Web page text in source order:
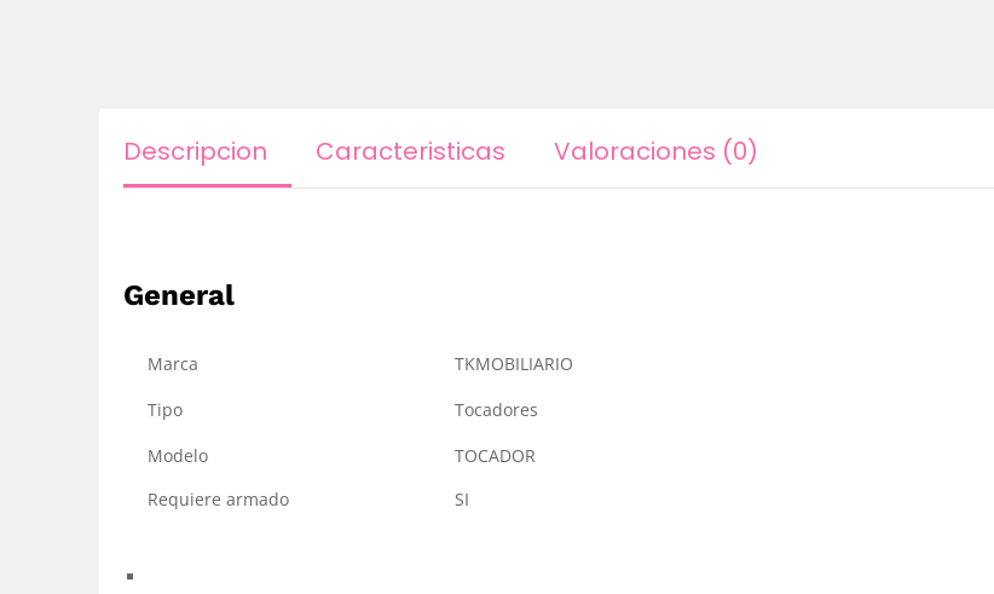
Descripcion Caracteristicas Valoraciones (0)
General
Marca
TKMOBILIARIO
Tipo
Tocadores
Modelo
TOCADOR
Requiere armado
SI